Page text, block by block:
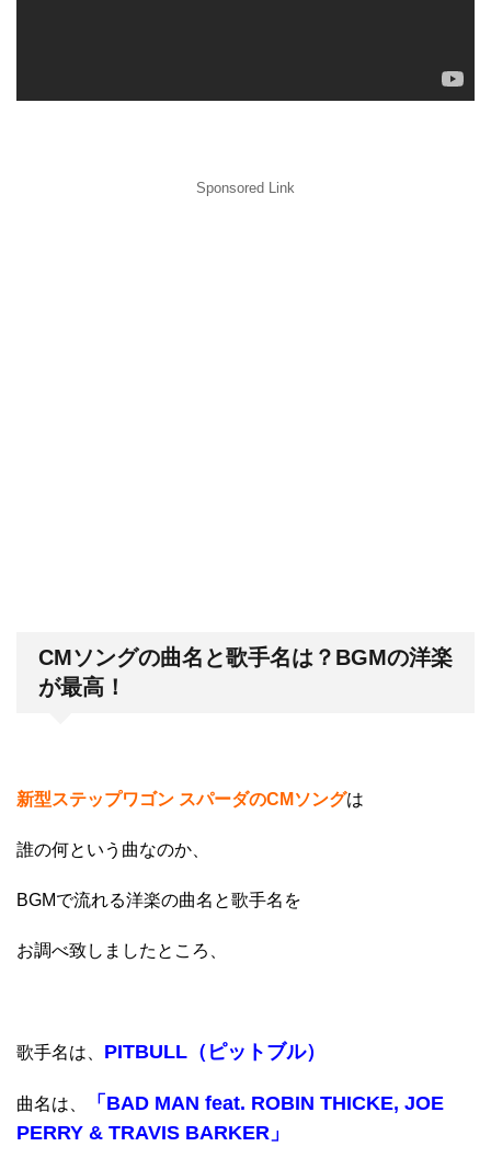
Sponsored Link
CMソングの曲名と歌手名は？BGMの洋楽
が最高！
新型ステップワゴン スパーダのCMソングは
誰の何という曲なのか、
BGMで流れる洋楽の曲名と歌手名を
お調べ致しましたところ、
歌手名は、 PITBULL（ピットブル）
曲名は、
「BAD MAN feat. ROBIN THICKE, JOE
PERRY & TRAVIS BARKER」